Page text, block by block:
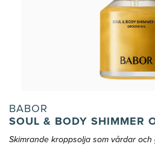
BABOR
SOUL & BODY SHIMMER
Skimrande kroppsolja som vårdar och